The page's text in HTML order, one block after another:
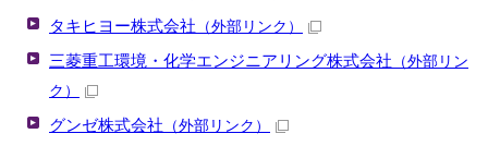
タキヒヨー株式会社 （外部リンク）
三菱重工環境・化学エンジニアリング株式会社 （外部リン
ク）
グンゼ株式会社 （外部リンク）